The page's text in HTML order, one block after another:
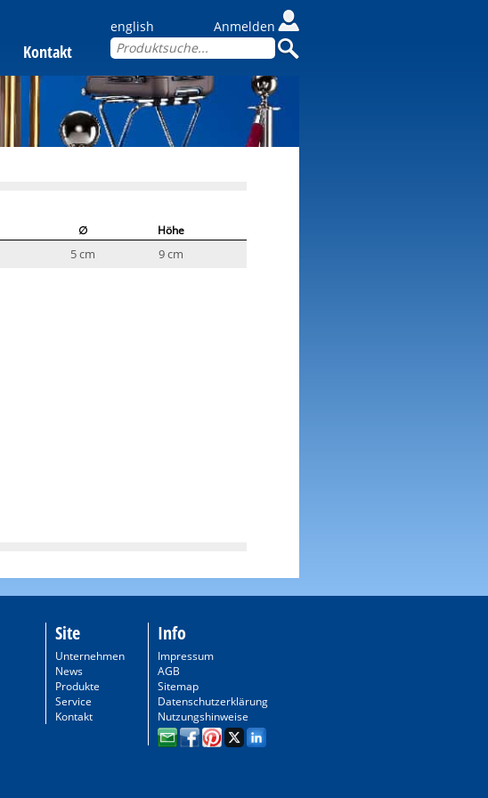
Kontakt
english Anmelden
∅ Höhe
5 cm 9 cm
Site
Unternehmen
News
Produkte
Service
Kontakt
Info
Impressum
AGB
Sitemap
Datenschutzerklärung
Nutzungshinweise